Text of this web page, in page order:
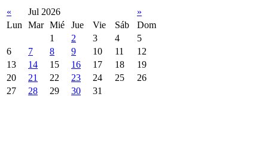
« Jul 2026
»
Lun
Mar Mié Jue Vie Sáb
Dom
1
2 3 4
5
6
7 8 9 10 11
12
13
14 15 16 17 18
19
20
21 22 23 24 25
26
27
28 29 30 31